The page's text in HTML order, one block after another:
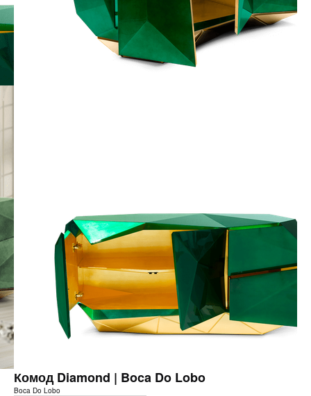
Комод Diamond | Boca Do Lobo
Boca Do Lobo